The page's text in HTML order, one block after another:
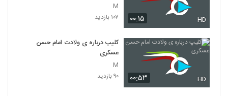
۰۰:۱۵ HD
M
۱۰۷ بازدید
۰۰:۵۳ HD
کلیپ درباره ی ولادت امام حسن
عسکری
M
۹۰ بازدید